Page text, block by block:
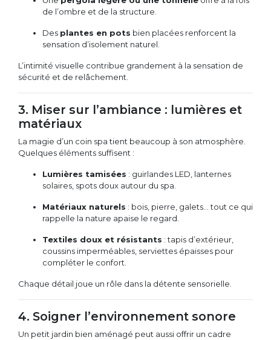
de l’ombre et de la structure.
Des plantes en pots bien placées renforcent la
sensation d’isolement naturel.
L’intimité visuelle contribue grandement à la sensation de
sécurité et de relâchement.
3. Miser sur l’ambiance : lumières et
matériaux
La magie d’un coin spa tient beaucoup à son atmosphère.
Quelques éléments suffisent :
Lumières tamisées : guirlandes LED, lanternes
solaires, spots doux autour du spa.
Matériaux naturels : bois, pierre, galets… tout ce qui
rappelle la nature apaise le regard.
Textiles doux et résistants : tapis d’extérieur,
coussins imperméables, serviettes épaisses pour
compléter le confort.
Chaque détail joue un rôle dans la détente sensorielle.
4. Soigner l’environnement sonore
Un petit jardin bien aménagé peut aussi offrir un cadre